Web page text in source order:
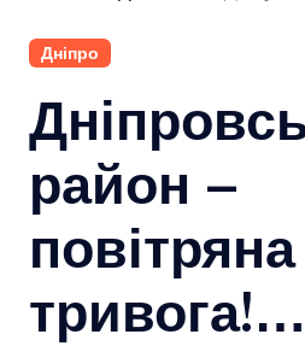
Дніпро
район –
повітряна
тривога!…